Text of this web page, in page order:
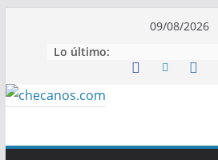
09/08/2026
Lo último: